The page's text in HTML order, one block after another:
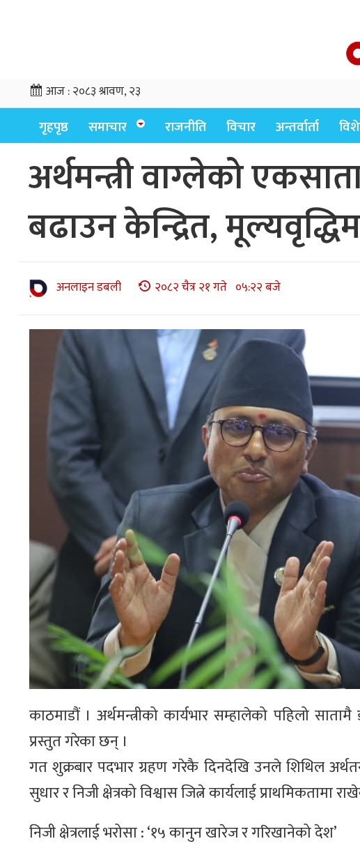
आज :२०८३ श्रावण, २३
गृहपृष्ठ समाचार राजनीति विचार अन्तर्वार्ता
अर्थमन्त्री वाग्लेको
बढाउन केन्द्रित,
अनलाइन डबली २०८२ चैत्र २१ गते ०५:२२ बजे
काठमाडौं । अर्थमन्त्रीको कार्यभार सम्हालेको पहिलो
प्रस्तुत गरेका छन् ।
गत शुक्रबार पदभार ग्रहण गरेकै दिनदेखि उनले शिथिल
सुधार र निजी क्षेत्रको विश्वास जित्ने कार्यलाई प्राथमिकतामा
निजी क्षेत्रलाई भरोसा : ‘१५ कानुन खारेज र गरिखानेको देश’